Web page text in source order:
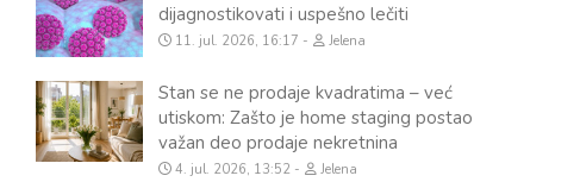
dijagnostikovati i uspešno lečiti
11. jul. 2026, 16:17 Jelena
Stan se ne prodaje kvadratima – već
utiskom: Zašto je home staging postao
važan deo prodaje nekretnina
4. jul. 2026, 13:52 Jelena